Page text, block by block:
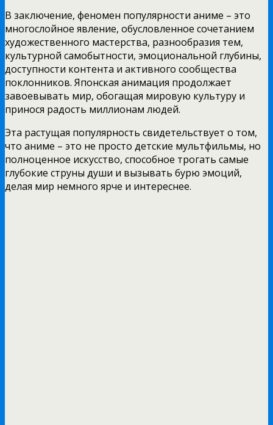
В заключение, феномен популярности аниме – это
многослойное явление, обусловленное сочетанием
художественного мастерства, разнообразия тем,
культурной самобытности, эмоциональной глубины,
доступности контента и активного сообщества
поклонников. Японская анимация продолжает
завоевывать мир, обогащая мировую культуру и
принося радость миллионам людей.
Эта растущая популярность свидетельствует о том,
что аниме – это не просто детские мультфильмы, но
полноценное искусство, способное трогать самые
глубокие струны души и вызывать бурю эмоций,
делая мир немного ярче и интереснее.